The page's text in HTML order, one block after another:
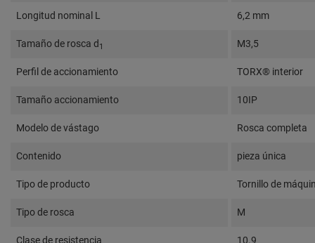
Longitud nominal L 6,2 mm
Tamaño de rosca d 1 M3,5
Perfil de accionamiento TORX® interior
Tamaño accionamiento 10IP
Modelo de vástago Rosca completa
Contenido pieza única
Tipo de producto Tornillo de
Tipo de rosca M
Clase de resistencia 10.9